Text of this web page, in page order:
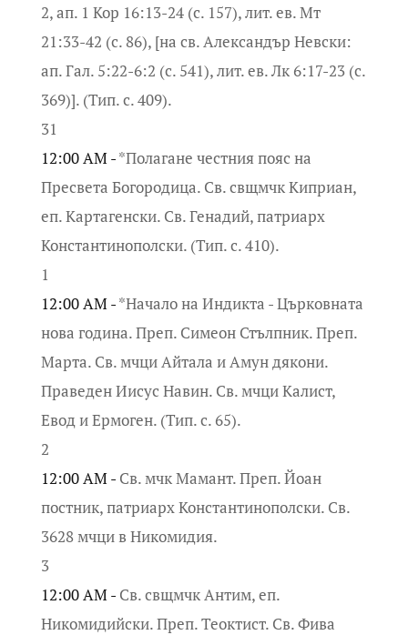
2, ап. 1 Кор 16:13-24 (с. 157), лит. ев. Мт
21:33-42 (с. 86), [на св. Александър Невски:
ап. Гал. 5:22-6:2 (с. 541), лит. ев. Лк 6:17-23 (с.
369)]. (Тип. с. 409).
31
12:00 AM -*Полагане честния пояс на
Пресвета Богородица. Св. свщмчк Киприан,
еп. Картагенски. Св. Генадий, патриарх
Константинополски. (Тип. с. 410).
1
12:00 AM -*Начало на Индикта - Църковната
нова година. Преп. Симеон Стълпник. Преп.
Марта. Св. мчци Айтала и Амун дякони.
Праведен Иисус Навин. Св. мчци Калист,
Евод и Ермоген. (Тип. с. 65).
2
12:00 AM - Св. мчк Мамант. Преп. Йоан
постник, патриарх Константинополски. Св.
3628 мчци в Никомидия.
3
12:00 AM - Св. свщмчк Антим, еп.
Никомидийски. Преп. Теоктист. Св. Фива